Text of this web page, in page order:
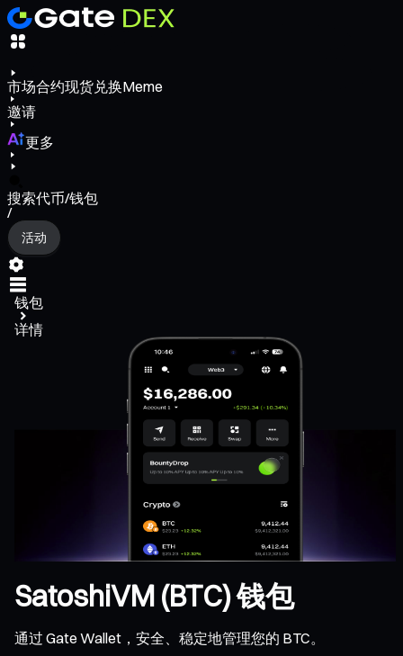
市场合约现货兑换Meme
邀请
更多
搜索代币/钱包
/
活动
钱包
详情
SatoshiVM (BTC) 钱包
通过 Gate Wallet，安全、稳定地管理您的 BTC。